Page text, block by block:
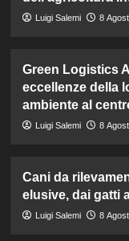
Luigi Salemi 8
Green Logistics
eccellenze della
ambiente al
Luigi Salemi 8
Cani da
elusive, dai gatti
Luigi Salemi 8